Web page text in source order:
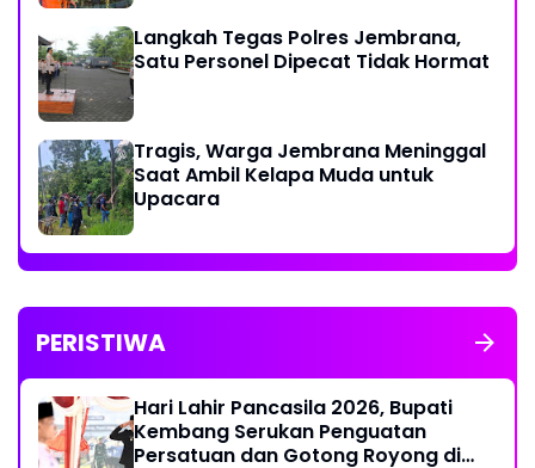
Langkah Tegas Polres Jembrana,
Satu Personel Dipecat Tidak Hormat
Tragis, Warga Jembrana Meninggal
Saat Ambil Kelapa Muda untuk
Upacara
PERISTIWA
Hari Lahir Pancasila 2026, Bupati
Kembang Serukan Penguatan
Persatuan dan Gotong Royong di